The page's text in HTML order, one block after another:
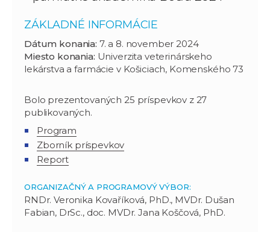
ZÁKLADNÉ INFORMÁCIE
Dátum konania: 7. a 8. november 2024
Miesto konania: Univerzita veterinárskeho
lekárstva a farmácie v Košiciach, Komenského 73
Bolo prezentovaných 25 príspevkov z 27
publikovaných.
Program
Zborník príspevkov
Report
ORGANIZAČNÝ A PROGRAMOVÝ VÝBOR:
RNDr. Veronika Kovaříková, PhD., MVDr. Dušan
Fabian, DrSc., doc. MVDr. Jana Koščová, PhD.